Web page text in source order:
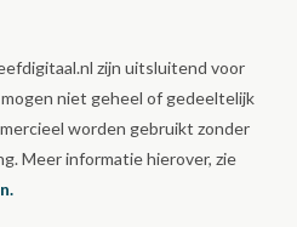
zijn uitsluitend voor
niet geheel of gedeeltelijk
worden gebruikt zonder
Meer informatie hierover, zie